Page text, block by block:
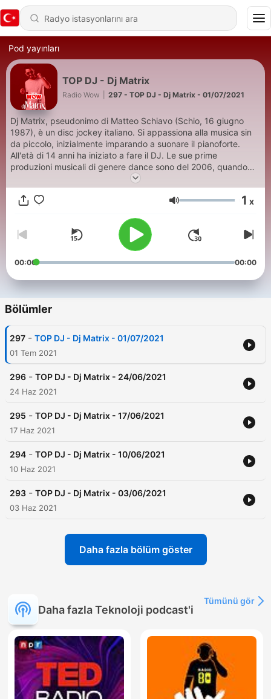
Pod yayınları
TOP DJ - Dj Matrix
Radio Wow 297 - TOP DJ - Dj Matrix - 01/07/2021
Dj Matrix, pseudonimo di Matteo Schiavo (Schio, 16 giugno
1987), è un disc jockey italiano. Si appassiona alla musica sin
da piccolo, inizialmente imparando a suonare il pianoforte.
All'età di 14 anni ha iniziato a fare il DJ. Le sue prime
produzioni musicali di genere dance sono del 2006, quando
sotto il nome M2 scrive il testo e produce la parte musicale di
Tu vivi nell'aria, cantato da Miani e divenuto popolare anche
all'estero grazie a molteplici remix, di cui i più importanti quelli
l'ha poi raggiunta nel 2009 con il brano La tipica ragazza
italiana. In questo periodo diventa molto popolare tra i giovani
anche con altre produzione, tra cui: Penso a te, Dimmi che mi
ami ed Io con te tu con me.
Ses 1 x
00:00 00:00
Bölümler
297 - TOP DJ - Dj Matrix - 01/07/2021
01 Tem 2021
296 - TOP DJ - Dj Matrix - 24/06/2021
24 Haz 2021
295 - TOP DJ - Dj Matrix - 17/06/2021
17 Haz 2021
294 - TOP DJ - Dj Matrix - 10/06/2021
10 Haz 2021
293 - TOP DJ - Dj Matrix - 03/06/2021
03 Haz 2021
Daha fazla bölüm göster
Daha fazla Teknoloji podcast'i
Tümünü gör